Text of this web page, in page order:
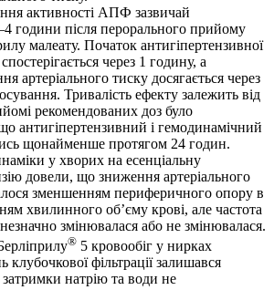
активності АПФ зазвичай
години після перорального прийому
малеату. Початок антигіпертензивної
через 1 годину, а
артеріального тиску досягається через
Тривалість ефекту залежить від
рекомендованих доз було
антигіпертензивний і гемодинамічний
щонайменше протягом 24 годин.
у хворих на есенціальну
довели, що зниження артеріального
зменшенням периферичного опору в
хвилинного об’єму крові, але частота
змінювалася або не змінювалася.
® 5 кровообіг у нирках
клубочкової фільтрації залишався
натрію та води не